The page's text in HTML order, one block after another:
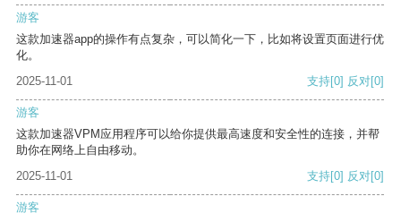
游客
这款加速器app的操作有点复杂，可以简化一下，比如将设置页面进行优
化。
2025-11-01
支持[0] 反对[0]
游客
这款加速器VPM应用程序可以给你提供最高速度和安全性的连接，并帮
助你在网络上自由移动。
2025-11-01
支持[0] 反对[0]
游客